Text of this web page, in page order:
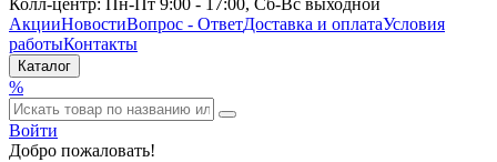
Колл-центр: Пн-Пт 9:00 - 17:00, Сб-Вс выходной
АкцииНовостиВопрос - ОтветДоставка и оплатаУсловия
работыКонтакты
Каталог
%
Войти
Добро пожаловать!